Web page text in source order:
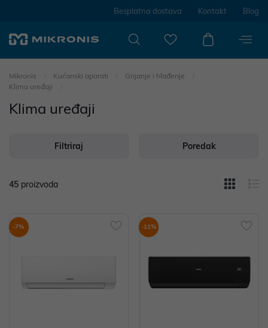
Besplatna dostava Kontakt Blog
Mikronis Kućanski aparati
Grijanje i hlađenje
Klima uređaji
Klima uređaji
Filtriraj Poredak
45 proizvoda
-7% -11%